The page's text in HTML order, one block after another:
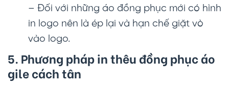
– Đối với những áo đồng phục mới có hình
in logo nên là ép lại và hạn chế giặt vò
vào logo.
5. Phương pháp in thêu đồng phục áo
gile cách tân